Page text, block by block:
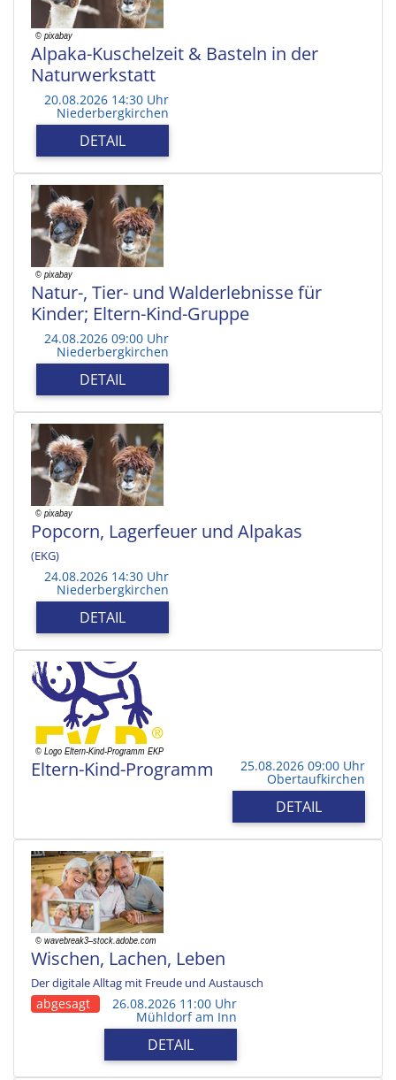
Alpaka-Kuschelzeit & Basteln in der
Naturwerkstatt
20.08.2026 14:30 Uhr
Niederbergkirchen
DETAIL
Natur-, Tier- und Walderlebnisse für
Kinder; Eltern-Kind-Gruppe
24.08.2026 09:00 Uhr
Niederbergkirchen
DETAIL
Popcorn, Lagerfeuer und Alpakas
(EKG)
24.08.2026 14:30 Uhr
Niederbergkirchen
DETAIL
Eltern-Kind-Programm 25.08.2026 09:00 Uhr
Obertaufkirchen
DETAIL
Wischen, Lachen, Leben
Der digitale Alltag mit Freude und Austausch
abgesagt 26.08.2026 11:00 Uhr
Mühldorf am Inn
DETAIL